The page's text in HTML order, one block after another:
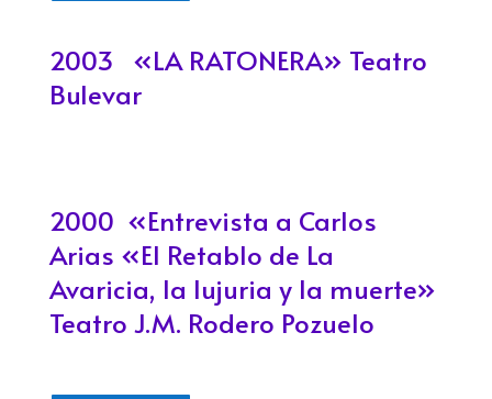
2003 «LA RATONERA» Teatro
Bulevar
2000 «Entrevista a Carlos
Arias «El Retablo de La
Avaricia, la lujuria y la muerte»
Teatro J.M. Rodero Pozuelo